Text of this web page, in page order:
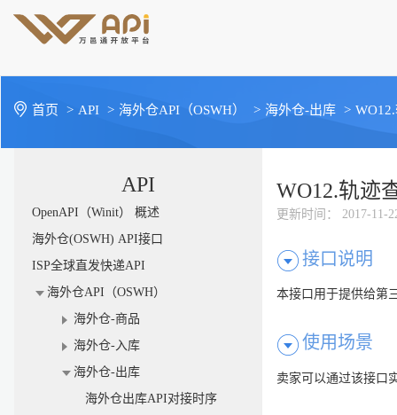
首页 > API > 海外仓API（OSWH） > 海外仓-出库 >
API
OpenAPI（Winit） 概述
海外仓(OSWH) API接口
ISP全球直发快递API
海外仓API（OSWH）
海外仓-商品
海外仓-入库
海外仓-出库
海外仓出库API对接时序
WO12.轨迹
更新时间 ： 2017-11-
接口说明
本接口用于提供给第
使用场景
卖家可以通过该接口